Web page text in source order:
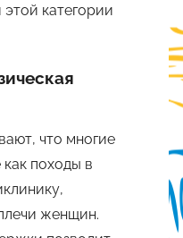
категории
что многие
походы в
женщин.